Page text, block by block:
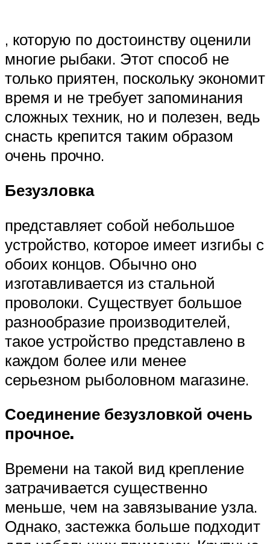
, которую по достоинству оценили
многие рыбаки. Этот способ не
только приятен, поскольку экономит
время и не требует запоминания
сложных техник, но и полезен, ведь
снасть крепится таким образом
очень прочно.
Безузловка
представляет собой небольшое
устройство, которое имеет изгибы с
обоих концов. Обычно оно
изготавливается из стальной
проволоки. Существует большое
разнообразие производителей,
такое устройство представлено в
каждом более или менее
серьезном рыболовном магазине.
Соединение безузловкой очень
прочное.
Времени на такой вид крепление
затрачивается существенно
меньше, чем на завязывание узла.
Однако, застежка больше подходит